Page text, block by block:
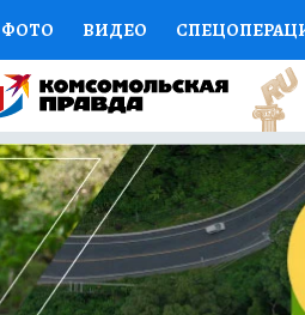
ФОТО ВИДЕО
СОЦПОДДЕРЖКА НАУКА
ВЫБОР ЭКСПЕРТОВ ДОКТОР
КНИЖНАЯ ПОЛКА ПРОГНОЗЫ
ПРЕСС-ЦЕНТР